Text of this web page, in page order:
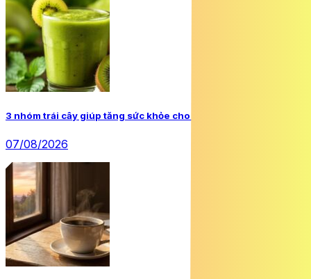
3 nhóm trái cây giúp tăng sức khỏe cho sĩ tử mùa thi nắng nóng
07/08/2026